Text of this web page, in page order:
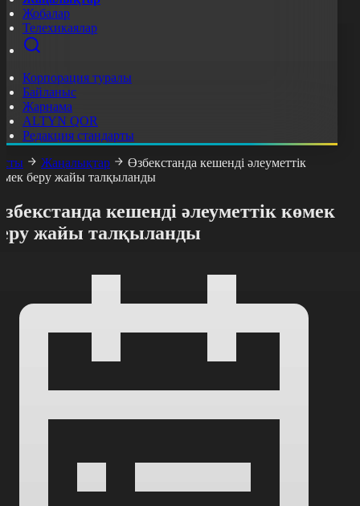
Жобалар
Телехикаялар
Корпорация туралы
Байланыс
Жарнама
ALTYN QOR
Редакция стандарты
Жаңалықтар
Өзбекстанда кешенді әлеуметтік
беру жайы талқыланды
кешенді әлеуметтік көмек
жайы талқыланды